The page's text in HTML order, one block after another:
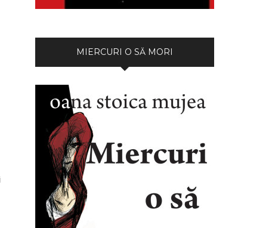
MIERCURI O SĂ MORI